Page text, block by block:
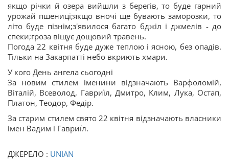
якщо річки й озера вийшли з берегів, то буде гарний
урожай пшениці;якщо вночі ще бувають заморозки, то
літо буде пізнім;з'явилося багато бджіл і джмелів - до
спеки;гроза віщує дощовий травень.
Погода 22 квітня буде дуже теплою і ясною, без опадів.
Тільки на Закарпатті небо вкриють хмари.
У кого День ангела сьогодні
За новим стилем іменини відзначають Варфоломій,
Віталій, Всеволод, Гавриїл, Дмитро, Клим, Лука, Остап,
Платон, Теодор, Федір.
За старим стилем свято 22 квітня відзначають власники
імен Вадим і Гавриїл.
ДЖЕРЕЛО : UNIAN